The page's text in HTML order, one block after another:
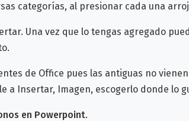
categorías, al presionar cada una
Una vez que lo tengas agregado
de Office pues las antiguas no
a Insertar, Imagen, escogerlo donde lo
en Powerpoint.